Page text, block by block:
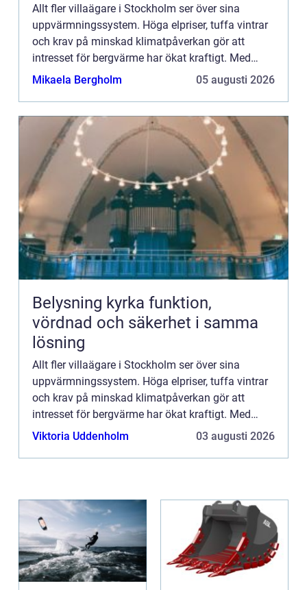
Allt fler villaägare i Stockholm ser över sina
uppvärmningssystem. Höga elpriser, tuffa vintrar
och krav på minskad klimatpåverkan gör att
intresset för bergvärme har ökat kraftigt. Med
bergvär...
Mikaela Bergholm 05 augusti 2026
Belysning kyrka funktion,
vördnad och säkerhet i samma
lösning
Allt fler villaägare i Stockholm ser över sina
uppvärmningssystem. Höga elpriser, tuffa vintrar
och krav på minskad klimatpåverkan gör att
intresset för bergvärme har ökat kraftigt. Med
bergvär...
Viktoria Uddenholm 03 augusti 2026